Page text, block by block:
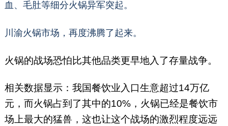
血、毛肚等细分火锅异军突起。
川渝火锅市场，再度沸腾了起来。
火锅的战场恐怕比其他品类更早地入了存量战争。
相关数据显示：我国餐饮业入口生意超过14万亿
元，而火锅占到了其中的10%，火锅已经是餐饮市
场上最大的猛兽，这也让这个战场的激烈程度远远